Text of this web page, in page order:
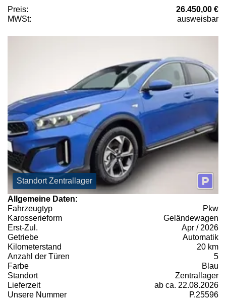
Preis:
26.450,00 €
MWSt:
ausweisbar
Standort Zentrallager
Allgemeine Daten:
Fahrzeugtyp
Pkw
Karosserieform
Geländewagen
Erst-Zul.
Apr / 2026
Getriebe
Automatik
Kilometerstand
20 km
Anzahl der Türen
5
Farbe
Blau
Standort
Zentrallager
Lieferzeit
ab ca. 22.08.2026
Unsere Nummer
P.25596